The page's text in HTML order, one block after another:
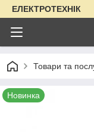
ЕЛЕКТРОТЕХНІК
Товари та
Новинка